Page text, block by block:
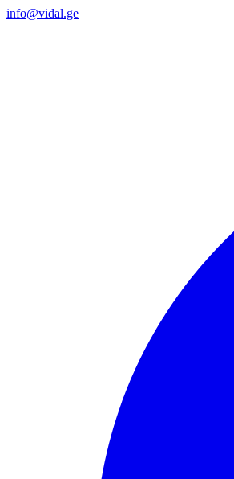
info@vidal.ge